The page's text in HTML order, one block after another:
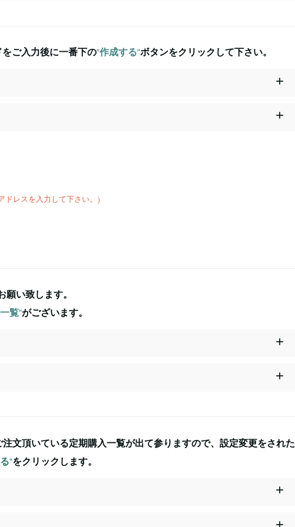
ご入力後に一番下の"作成する"ボタンをクリックして下さい。
ドレスを入力して下さい。)
い致します。
覧"がございます。
文頂いている定期購入一覧が出て参りますので、設定変更をされた
"をクリックします。